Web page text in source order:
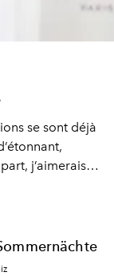
se sont déjà
j’aimerais
les
soleil et le